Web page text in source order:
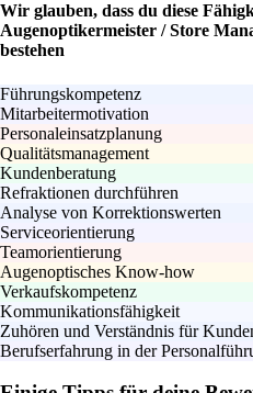
Wir glauben, dass du diese
Augenoptikermeister / Store
bestehen
Führungskompetenz
Mitarbeitermotivation
Personaleinsatzplanung
Qualitätsmanagement
Kundenberatung
Refraktionen durchführen
Analyse von Korrektionswerten
Serviceorientierung
Teamorientierung
Augenoptisches Know-how
Verkaufskompetenz
Kommunikationsfähigkeit
Zuhören und Verständnis für
Berufserfahrung in der